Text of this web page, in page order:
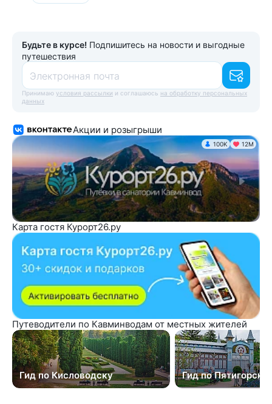
Будьте в курсе! Подпишитесь на новости и выгодные
путешествия
Электронная почта
Принимаю условия рассылки и соглашаюсь на обработку персональных
данных
Акции и розыгрыши
100K 12М
Карта гостя Курорт26.ру
Путеводители по Кавминводам от местных жителей
Гид по Кисловодску Гид по Пятигорску